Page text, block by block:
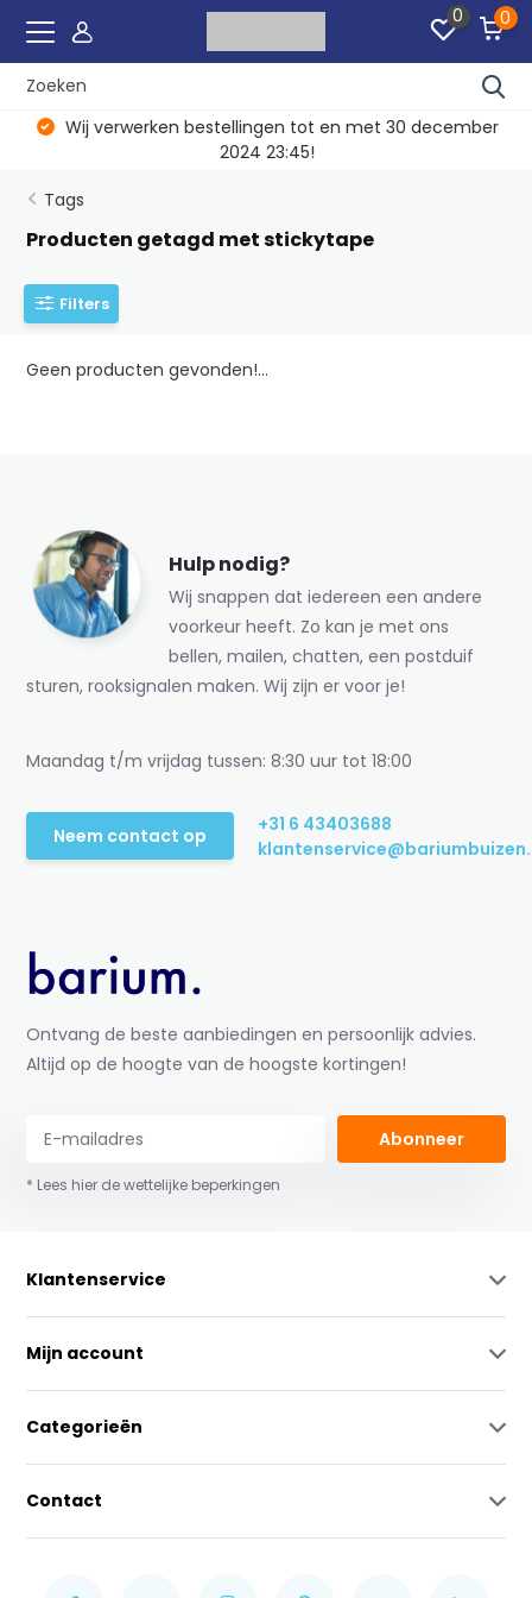
0 0
Wij verwerken bestellingen tot en met 30 december
2024 23:45!
Tags
Producten getagd met stickytape
Filters
Geen producten gevonden!...
Hulp nodig?
Wij snappen dat iedereen een andere
voorkeur heeft. Zo kan je met ons
bellen, mailen, chatten, een postduif
sturen, rooksignalen maken. Wij zijn er voor je!
Maandag t/m vrijdag tussen: 8:30 uur tot 18:00
Neem contact op
+31 6 43403688
Ontvang de beste aanbiedingen en persoonlijk advies.
Altijd op de hoogte van de hoogste kortingen!
Abonneer
* Lees hier de wettelijke beperkingen
Klantenservice
Mijn account
Categorieën
Contact